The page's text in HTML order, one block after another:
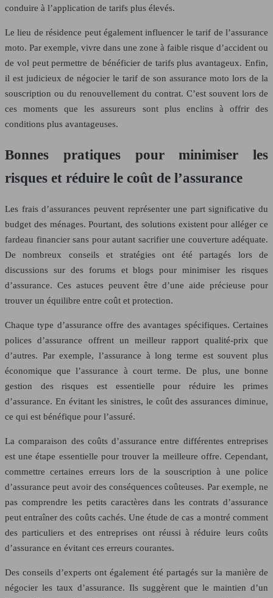
conduire à l’application de tarifs plus élevés.
Le lieu de résidence peut également influencer le tarif de l’assurance
moto. Par exemple, vivre dans une zone à faible risque d’accident ou
de vol peut permettre de bénéficier de tarifs plus avantageux. Enfin,
il est judicieux de négocier le tarif de son assurance moto lors de la
souscription ou du renouvellement du contrat. C’est souvent lors de
ces moments que les assureurs sont plus enclins à offrir des
conditions plus avantageuses.
Bonnes pratiques pour minimiser les
risques et réduire le coût de l’assurance
Les frais d’assurances peuvent représenter une part significative du
budget des ménages. Pourtant, des solutions existent pour alléger ce
fardeau financier sans pour autant sacrifier une couverture adéquate.
De nombreux conseils et stratégies ont été partagés lors de
discussions sur des forums et blogs pour minimiser les risques
d’assurance. Ces astuces peuvent être d’une aide précieuse pour
trouver un équilibre entre coût et protection.
Chaque type d’assurance offre des avantages spécifiques. Certaines
polices d’assurance offrent un meilleur rapport qualité-prix que
d’autres. Par exemple, l’assurance à long terme est souvent plus
économique que l’assurance à court terme. De plus, une bonne
gestion des risques est essentielle pour réduire les primes
d’assurance. En évitant les sinistres, le coût des assurances diminue,
ce qui est bénéfique pour l’assuré.
La comparaison des coûts d’assurance entre différentes entreprises
est une étape essentielle pour trouver la meilleure offre. Cependant,
commettre certaines erreurs lors de la souscription à une police
d’assurance peut avoir des conséquences coûteuses. Par exemple, ne
pas comprendre les petits caractères dans les contrats d’assurance
peut entraîner des coûts cachés. Une étude de cas a montré comment
des particuliers et des entreprises ont réussi à réduire leurs coûts
d’assurance en évitant ces erreurs courantes.
Des conseils d’experts ont également été partagés sur la manière de
négocier les taux d’assurance. Ils suggèrent que le maintien d’un